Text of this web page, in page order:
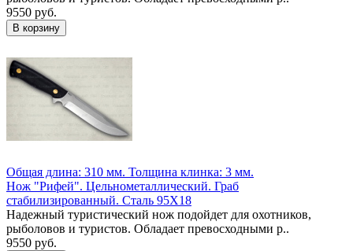
9550 руб.
Общая длина: 310 мм. Толщина клинка: 3 мм.
Нож "Рифей". Цельнометаллический. Граб
стабилизированный. Сталь 95Х18
Надежный туристический нож подойдет для охотников,
рыболовов и туристов. Обладает превосходными р..
9550 руб.